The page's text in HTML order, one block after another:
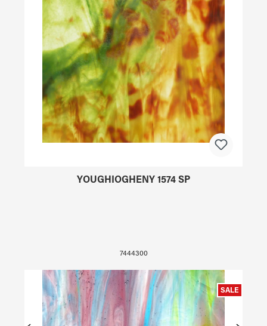
YOUGHIOGHENY 1574 SP
7444300
SALE